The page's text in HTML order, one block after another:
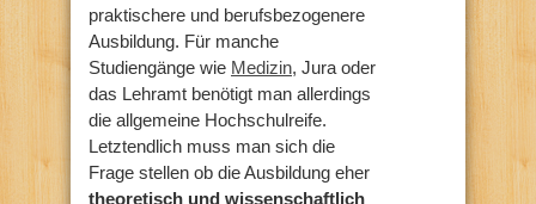
praktischere und berufsbezogenere
Ausbildung. Für manche
Studiengänge wie Medizin, Jura oder
das Lehramt benötigt man allerdings
die allgemeine Hochschulreife.
Letztendlich muss man sich die
Frage stellen ob die Ausbildung eher
theoretisch und wissenschaftlich